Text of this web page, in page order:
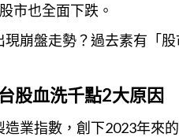
市也全面下跌。
崩盤走勢？過去素有「
股血洗千點2大原因
業指數，創下2023年來